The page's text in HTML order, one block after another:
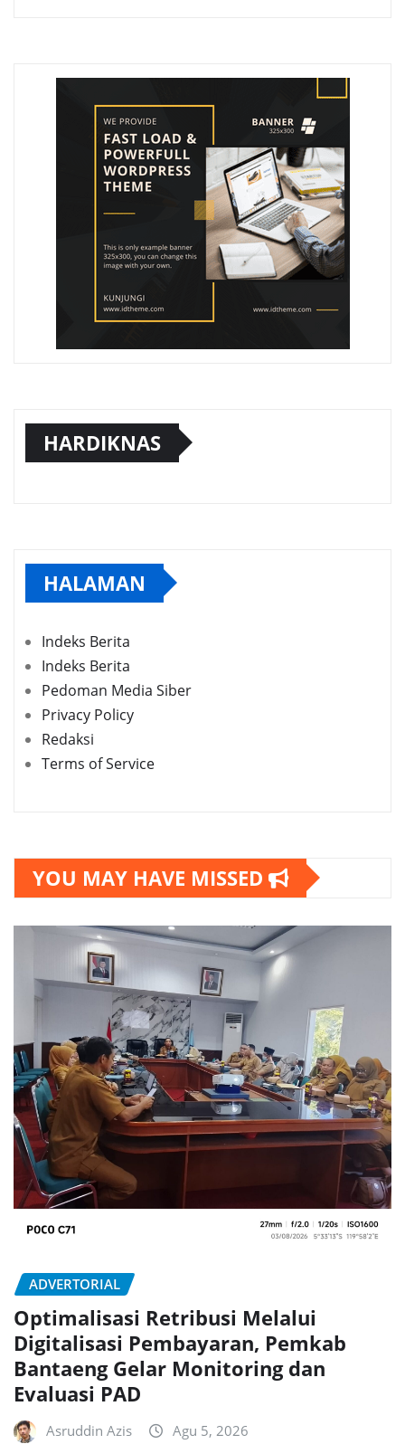
HARDIKNAS
HALAMAN
Indeks Berita
Indeks Berita
Pedoman Media Siber
Privacy Policy
Redaksi
Terms of Service
YOU MAY HAVE MISSED
ADVERTORIAL
Optimalisasi Retribusi Melalui
Digitalisasi Pembayaran, Pemkab
Bantaeng Gelar Monitoring dan
Evaluasi PAD
Asruddin Azis Agu 5, 2026